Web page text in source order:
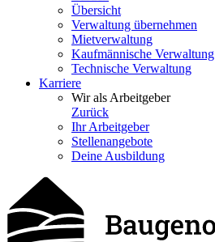
Übersicht
Verwaltung übernehmen
Mietverwaltung
Kaufmännische Verwaltung
Technische Verwaltung
Karriere
Wir als Arbeitgeber
Zurück
Ihr Arbeitgeber
Stellenangebote
Deine Ausbildung